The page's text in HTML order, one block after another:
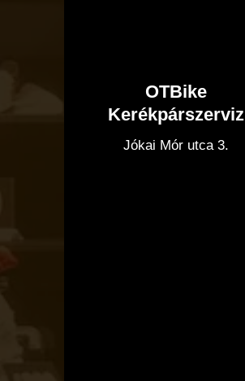
OTBike
Kerékpárszerviz
Jókai Mór utca 3.